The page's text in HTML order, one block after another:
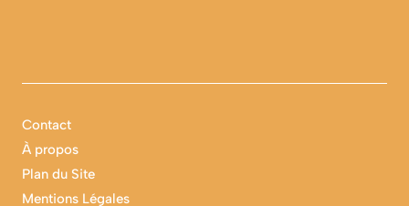
Contact
À propos
Plan du Site
Mentions Légales